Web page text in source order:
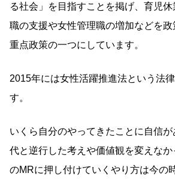
る社会」を目指すことを掲げ、育児
職の支援や女性管理職の増加などを
重点政策の一つにしています。
2015年には女性活躍推進法という法
す。
いくら自分のやってきたことに自信
代と逆行した考えや価値観を変えな
のMRに押し付けていくやり方は今の